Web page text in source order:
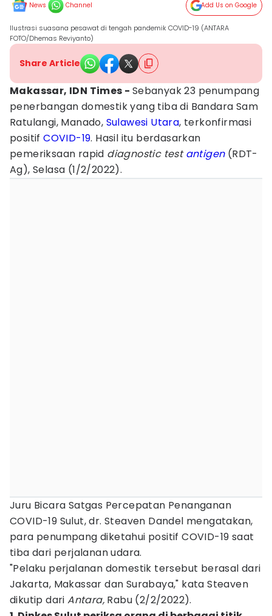
News Channel Add Us on Google
Ilustrasi suasana pesawat di tengah pandemik COVID-19 (ANTARA
FOTO/Dhemas Reviyanto)
Share Article
Makassar, IDN Times - Sebanyak 23 penumpang
penerbangan domestik yang tiba di Bandara Sam
Ratulangi, Manado, Sulawesi Utara, terkonfirmasi
positifCOVID-19. Hasil itu berdasarkan
pemeriksaan rapid diagnostic testantigen(RDT-
Ag), Selasa (1/2/2022).
Juru Bicara Satgas Percepatan Penanganan
COVID-19 Sulut, dr. Steaven Dandel mengatakan,
para penumpang diketahui positif COVID-19 saat
tiba dari perjalanan udara.
"Pelaku perjalanan domestik tersebut berasal dari
Jakarta, Makassar dan Surabaya," kata Steaven
dikutip dariAntara, Rabu (2/2/2022).